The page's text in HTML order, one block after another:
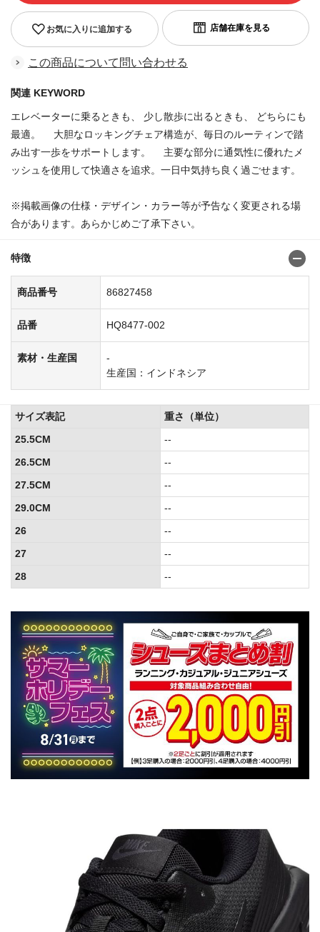
お気に入りに追加する
この商品について問い合わせる
関連 KEYWORD
エレベーターに乗るときも、 少し散歩に出るときも、 どちらにも
最適。 大胆なロッキングチェア構造が、毎日のルーティンで踏
み出す一歩をサポートします。 主要な部分に通気性に優れたメ
ッシュを使用して快適さを追求。一日中気持ち良く過ごせます。
※掲載画像の仕様・デザイン・カラー等が予告なく変更される場
合があります。あらかじめご了承下さい。
特徴
商品番号 86827458
品番 HQ8477-002
素材・生産国
-
生産国：インドネシア
サイズ表記
重さ（単位）
25.5CM
--
26.5CM
--
27.5CM
--
29.0CM
--
26
--
27
--
28
--